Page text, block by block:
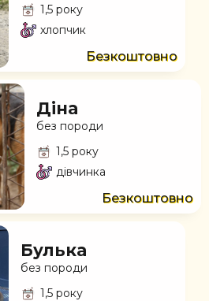
1,5 року
хлопчик
Безкоштовно
Діна
без породи
1,5 року
дівчинка
Безкоштовно
Булька
без породи
1,5 року